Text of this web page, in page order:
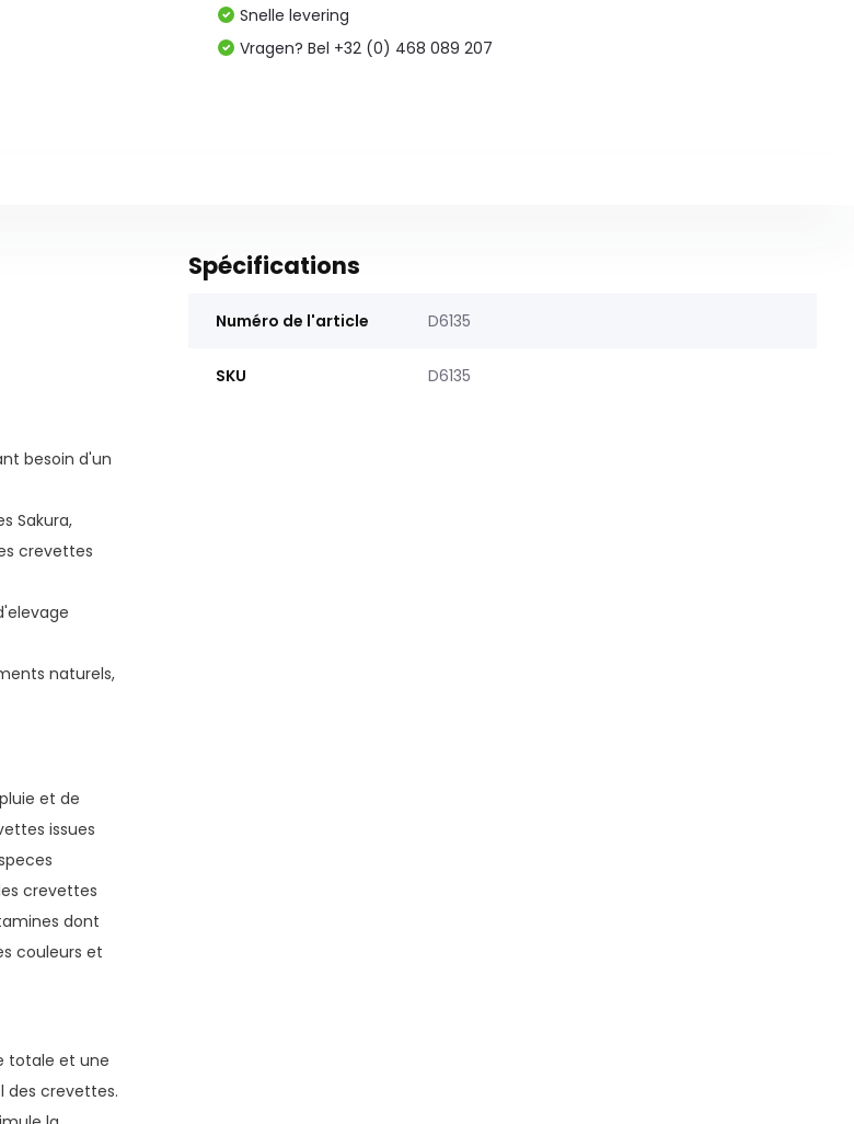
Snelle levering
Vragen? Bel +32 (0) 468 089 207
besoin d'un
Sakura,
crevettes
naturels,
et de
issues
crevettes
dont
couleurs et
totale et une
des crevettes.
Spécifications
Numéro de l'article D6135
SKU D6135